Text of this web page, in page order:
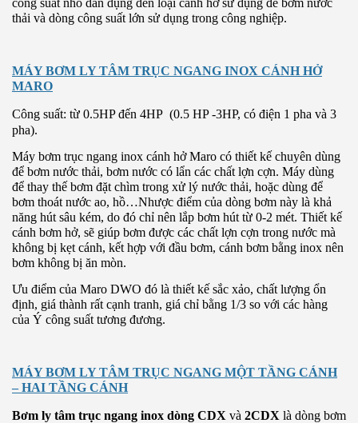
công suất nhỏ dân dụng đến loại cánh hở sử dụng để bơm nước
thải và dòng công suất lớn sử dụng trong công nghiệp.
MÁY BƠM LY TÂM TRỤC NGANG INOX CÁNH HỞ
MARO
Công suất: từ 0.5HP đến 4HP (0.5 HP -3HP, có điện 1 pha và 3
pha).
Máy bơm trục ngang inox cánh hở Maro có thiết kế chuyên dùng
để bơm nước thải, bơm nước có lẩn các chất lợn cợn. Máy dùng
để thay thế bơm đặt chìm trong xử lý nước thải, hoặc dùng để
bơm thoát nước ao, hồ…Nhược điểm của dòng bơm này là khả
năng hút sâu kém, do đó chỉ nên lắp bơm hút từ 0-2 mét. Thiết kế
cánh bơm hở, sẽ giúp bơm được các chất lợn cợn trong nước mà
không bị kẹt cánh, kết hợp với đầu bơm, cánh bơm bằng inox nên
bơm không bị ăn mòn.
Ưu điểm của Maro DWO đó là thiết kế sắc xảo, chất lượng ổn
định, giá thành rất cạnh tranh, giá chỉ bằng 1/3 so với các hàng
của Ý công suất tương đương.
MÁY BƠM LY TÂM TRỤC NGANG MỘT TẦNG CÁNH
– HAI TẦNG CÁNH
Bơm ly tâm trục ngang inox dòng CDX và 2CDX là dòng bơm